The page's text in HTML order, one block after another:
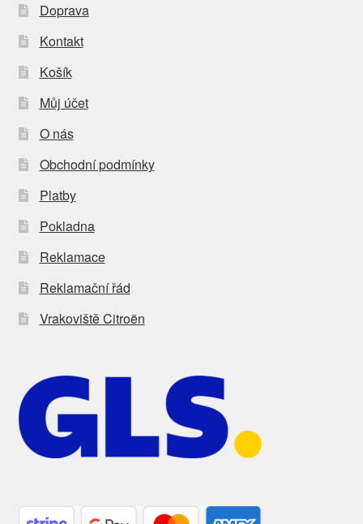
Doprava
Kontakt
Košík
Můj účet
O nás
Obchodní podmínky
Platby
Pokladna
Reklamace
Reklamační řád
Vrakoviště Citroën